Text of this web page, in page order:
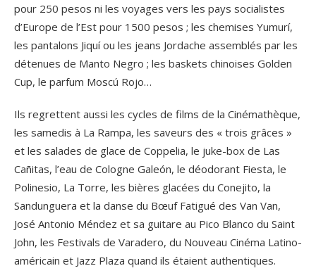
pour 250 pesos ni les voyages vers les pays socialistes
d’Europe de l’Est pour 1500 pesos ; les chemises Yumurí,
les pantalons Jiquí ou les jeans Jordache assemblés par les
détenues de Manto Negro ; les baskets chinoises Golden
Cup, le parfum Moscú Rojo…
Ils regrettent aussi les cycles de films de la Cinémathèque,
les samedis à La Rampa, les saveurs des « trois grâces »
et les salades de glace de Coppelia, le juke-box de Las
Cañitas, l’eau de Cologne Galeón, le déodorant Fiesta, le
Polinesio, La Torre, les bières glacées du Conejito, la
Sandunguera et la danse du Bœuf Fatigué des Van Van,
José Antonio Méndez et sa guitare au Pico Blanco du Saint
John, les Festivals de Varadero, du Nouveau Cinéma Latino-
américain et Jazz Plaza quand ils étaient authentiques.